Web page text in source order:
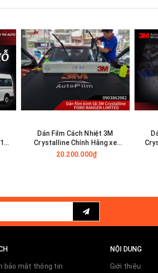
đến sức khỏe về mắt và
mù nếu nhìn trực tiếp,
tránh nhất.
Dán Film Cách Nhiệt 3M
Crystalline Chính Hãng xe
MPV cỡ lớn
20.200.000₫
bảo mật thông tin
NỘI DUNG
Giới thiệu